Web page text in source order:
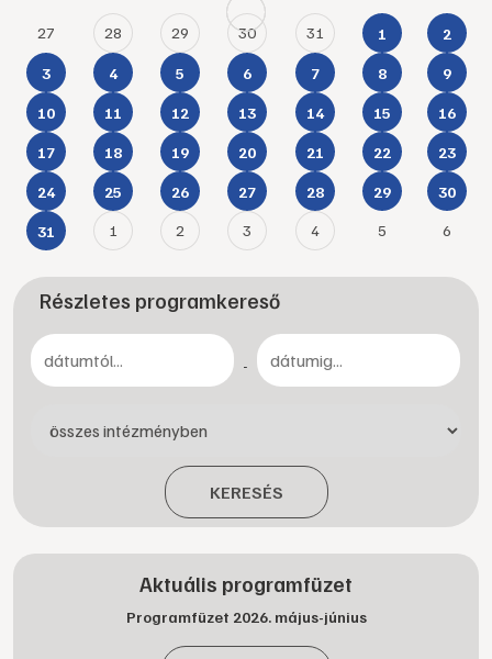
27 28 29 30 31 1 2
3 4 5 6 7 8 9
10 11 12 13 14 15 16
17 18 19 20 21 22 23
24 25 26 27 28 29 30
31 1 2 3 4 5 6
Részletes programkereső
-
KERESÉS
Aktuális programfüzet
Programfüzet 2026. május-június